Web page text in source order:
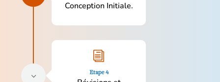
Conception Initiale.
3
i
Etape 4